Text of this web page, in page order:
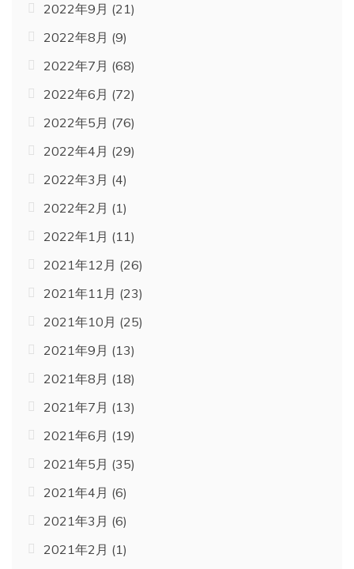
2022年9月 (21)
2022年8月 (9)
2022年7月 (68)
2022年6月 (72)
2022年5月 (76)
2022年4月 (29)
2022年3月 (4)
2022年2月 (1)
2022年1月 (11)
2021年12月 (26)
2021年11月 (23)
2021年10月 (25)
2021年9月 (13)
2021年8月 (18)
2021年7月 (13)
2021年6月 (19)
2021年5月 (35)
2021年4月 (6)
2021年3月 (6)
2021年2月 (1)